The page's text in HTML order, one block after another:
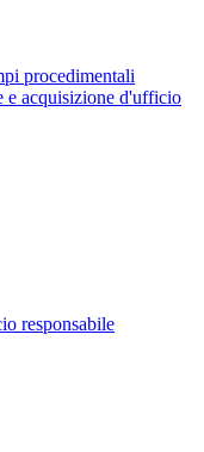
procedimentali
e acquisizione d'ufficio
responsabile